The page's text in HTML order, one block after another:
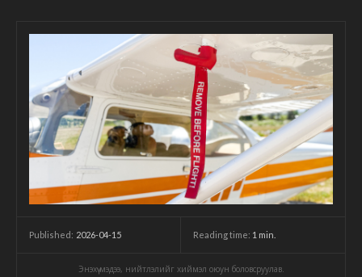
Published: 2026-04-15 Reading time: 1 min.
Энэхүү мэдээ, нийтлэлийг хиймэл оюун боловсруулав.